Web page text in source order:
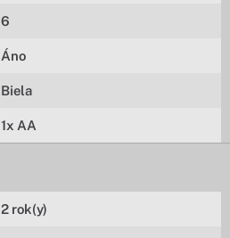
6
Áno
Biela
1x AA
2 rok(y)